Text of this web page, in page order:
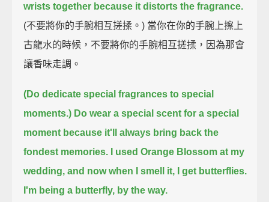
wrists together because it distorts the fragrance.
(不要將你的手腕相互搓揉。) 當你在你的手腕上擦上
古龍水的時候，不要將你的手腕相互搓揉，因為那會
讓香味走調。
(Do dedicate special fragrances to special
moments.) Do wear a special scent for a special
moment because it'll always bring back the
fondest memories.
I used Orange Blossom at my
wedding, and now when I smell it, I get butterflies.
I'm being a butterfly, by the way.